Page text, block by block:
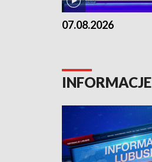
07.08.2026
INFORMACJE